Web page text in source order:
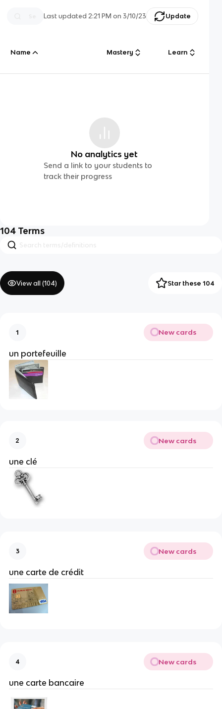
Last updated2:21 PM on 3/10/23 Update
Name Mastery Learn
No analytics yet
Send a link to your students to
track their progress
104 Terms
View all (104) Star these 104
1 New cards
un portefeuille
2 New cards
une clé
3 New cards
une carte de crédit
4 New cards
une carte bancaire